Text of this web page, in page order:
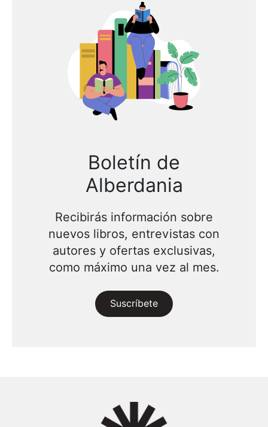
Boletín de
Alberdania
Recibirás información sobre
nuevos libros, entrevistas con
autores y ofertas exclusivas,
como máximo una vez al mes.
Suscríbete